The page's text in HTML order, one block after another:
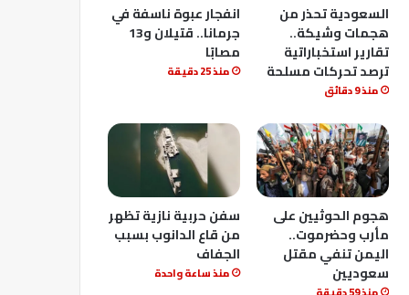
السعودية تحذر من
هجمات وشيكة..
تقارير استخباراتية
ترصد تحركات مسلحة
منذ 9 دقائق
انفجار عبوة ناسفة في
جرمانا.. قتيلان و13
مصابًا
منذ 25 دقيقة
هجوم الحوثيين على
مأرب وحضرموت..
اليمن تنفي مقتل
سعوديين
سفن حربية نازية تظهر
من قاع الدانوب بسبب
الجفاف
منذ ساعة واحدة